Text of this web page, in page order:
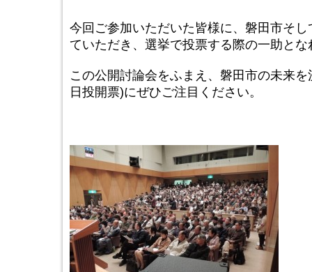
今回ご参加いただいた皆様に、磐田市そ
ていただき、選挙で投票する際の一助と
この公開討論会をふまえ、磐田市の未来
日投開票)にぜひご注目ください。